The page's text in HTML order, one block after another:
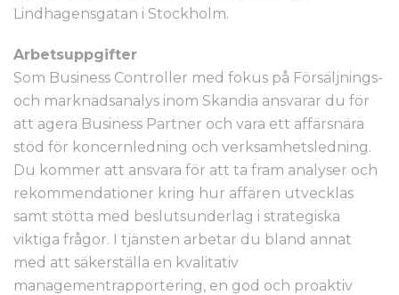
Lindhagensgatan i Stockholm.
Arbetsuppgifter
Som Business Controller med fokus på Försäljnings-
och marknadsanalys inom Skandia ansvarar du för
att agera Business Partner och vara ett affärsnära
stöd för koncernledning och verksamhetsledning.
Du kommer att ansvara för att ta fram analyser och
rekommendationer kring hur affären utvecklas
samt stötta med beslutsunderlag i strategiska
viktiga frågor. I tjänsten arbetar du bland annat
med att säkerställa en kvalitativ
managementrapportering, en god och proaktiv